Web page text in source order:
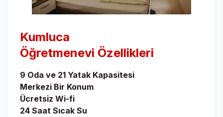
Kumluca
Öğretmenevi Özellikleri
9 Oda ve 21 Yatak Kapasitesi
Merkezi Bir Konum
Ücretsiz Wi-fi
24 Saat Sıcak Su